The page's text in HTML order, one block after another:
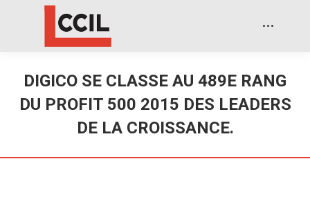
DIGICO SE CLASSE AU 489E RANG
DU PROFIT 500 2015 DES LEADERS
DE LA CROISSANCE.